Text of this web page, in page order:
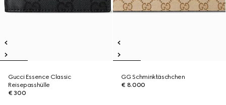
Gucci Essence Classic
Reisepasshülle
€ 300
GG Schminktäschchen
€ 8.000